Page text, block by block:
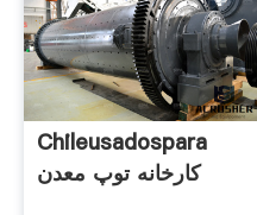
Chileusadospara
کارخانه توپ معدن